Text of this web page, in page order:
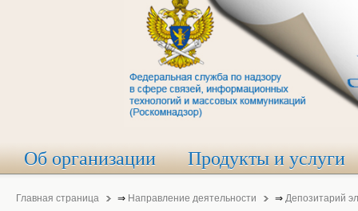
Об организации Продукты и услуги
Главная страница ⇒ Направление деятельности ⇒ Депозитарий